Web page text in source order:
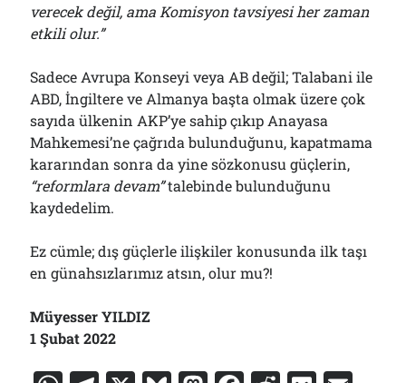
verecek değil, ama Komisyon tavsiyesi her zaman
etkili olur.”
Sadece Avrupa Konseyi veya AB değil; Talabani ile
ABD, İngiltere ve Almanya başta olmak üzere çok
sayıda ülkenin AKP’ye sahip çıkıp Anayasa
Mahkemesi’ne çağrıda bulunduğunu, kapatmama
kararından sonra da yine sözkonusu güçlerin,
“reformlara devam”talebinde bulunduğunu
kaydedelim.
Ez cümle; dış güçlerle ilişkiler konusunda ilk taşı
en günahsızlarımız atsın, olur mu?!
Müyesser YILDIZ
1 Şubat 2022